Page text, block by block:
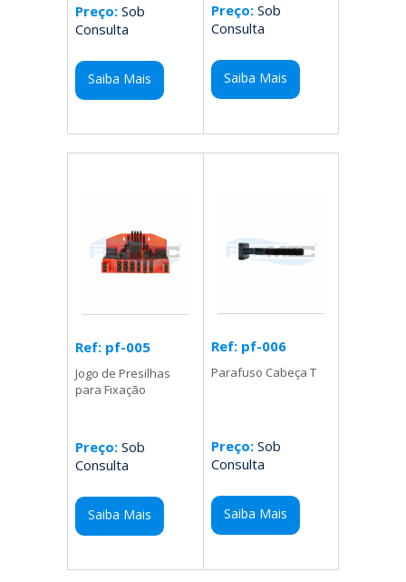
Preço: Sob
Consulta
Saiba Mais
Preço:Sob
Consulta
Saiba Mais
Ref: pf-005
Jogo de Presilhas
para Fixação
Preço: Sob
Consulta
Saiba Mais
Ref: pf-006
Parafuso Cabeça T
Preço:Sob
Consulta
Saiba Mais